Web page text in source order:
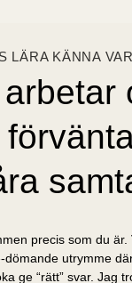
LÄRA KÄNNA
precis som du
dömande utrymme
ge “rätt” svar. Jag